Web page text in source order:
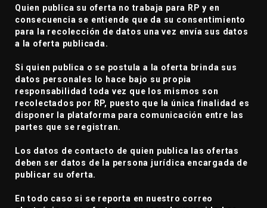
Quien publica su oferta no trabaja para RP y en
consecuencia se entiende que da su consentimiento
para la recolección de datos una vez envía sus datos
a la oferta publicada.
Si quien publica o se postula a la oferta brinda sus
datos personales lo hace bajo su propia
responsabilidad toda vez que los mismos son
recolectados por RP, puesto que la única finalidad es
disponer la plataforma para comunicación entre las
partes que se registran.
Los datos de contacto de quien publica las ofertas
deben ser datos de la persona jurídica encargada de
publicar su oferta.
En todo caso si se reporta en nuestro correo